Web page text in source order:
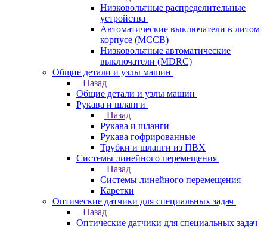
Низковольтные распределительные
устройства
Автоматические выключатели в литом
корпусе (MCCB)
Низковольтные автоматические
выключатели (MDRC)
Общие детали и узлы машин
Назад
Общие детали и узлы машин
Рукава и шланги
Назад
Рукава и шланги
Рукава гофрированные
Трубки и шланги из ПВХ
Системы линейного перемещения
Назад
Системы линейного перемещения
Каретки
Оптические датчики для специальных задач
Назад
Оптические датчики для специальных задач